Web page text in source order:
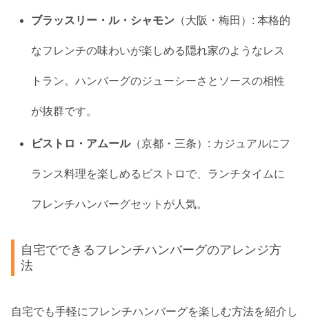
ブラッスリー・ル・シャモン （大阪・梅田）: 本格的
なフレンチの味わいが楽しめる隠れ家のようなレス
トラン。ハンバーグのジューシーさとソースの相性
が抜群です。
ビストロ・アムール（京都・三条）: カジュアルにフ
ランス料理を楽しめるビストロで、ランチタイムに
フレンチハンバーグセットが人気。
自宅でできるフレンチハンバーグのアレンジ方
法
自宅でも手軽にフレンチハンバーグを楽しむ方法を紹介し